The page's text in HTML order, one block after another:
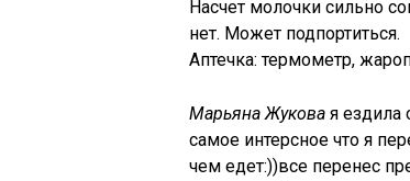
Насчет молочки сильно
нет. Может подпортиться.
Аптечка: термометр,
Марьяна Жукова я ездила
самое интерсное что я
чем едет:))все перенес